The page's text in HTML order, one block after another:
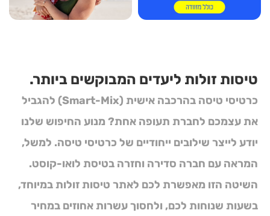
טיסות זולות ליעדים המבוקשים ביותר.
כרטיסי טיסה בהרכבה אישית (Smart-Mix)
להגביל
את עצמכם לחברת תעופה אחת? מנוע החיפוש שלנו
יודע לייצר שילובים ייחודיים של כרטיסי טיסה. למשל,
המראה עם חברה סדירה וחזרה בטיסת לואו-קוסט.
השיטה הזו מאפשרת לכם לאתר טיסות זולות במיוחד,
בשעות שנוחות לכם, ולחסוך עשרות אחוזים במחיר